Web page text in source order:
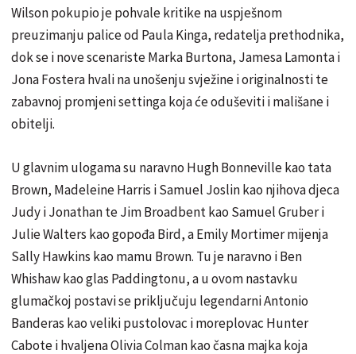
Wilson pokupio je pohvale kritike na uspješnom
preuzimanju palice od Paula Kinga, redatelja prethodnika,
dok se i nove scenariste Marka Burtona, Jamesa Lamonta i
Jona Fostera hvali na unošenju svježine i originalnosti te
zabavnoj promjeni settinga koja će oduševiti i mališane i
obitelji.
U glavnim ulogama su naravno Hugh Bonneville kao tata
Brown, Madeleine Harris i Samuel Joslin kao njihova djeca
Judy i Jonathan te Jim Broadbent kao Samuel Gruber i
Julie Walters kao gopođa Bird, a Emily Mortimer mijenja
Sally Hawkins kao mamu Brown. Tu je naravno i Ben
Whishaw kao glas Paddingtonu, a u ovom nastavku
glumačkoj postavi se priključuju legendarni Antonio
Banderas kao veliki pustolovac i moreplovac Hunter
Cabote i hvaljena Olivia Colman kao časna majka koja